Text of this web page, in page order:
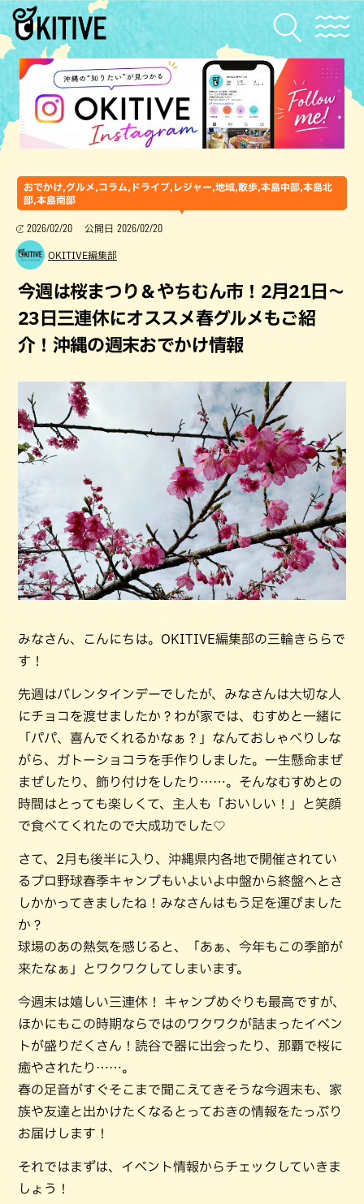
おでかけ,グルメ,コラム,ドライブ,レジャー,地域,散歩,本島中部,本島北
部,本島南部
2026/02/20 公開日 2026/02/20
OKITIVE編集部
今週は桜まつり＆やちむん市！2月21日〜
23日三連休にオススメ春グルメもご紹
介！沖縄の週末おでかけ情報
みなさん、こんにちは。OKITIVE編集部の三輪きららで
す！
先週はバレンタインデーでしたが、みなさんは大切な人
にチョコを渡せましたか？わが家では、むすめと一緒に
「パパ、喜んでくれるかなぁ？」なんておしゃべりしな
がら、ガトーショコラを手作りしました。一生懸命まぜ
まぜしたり、飾り付けをしたり……。そんなむすめとの
時間はとっても楽しくて、主人も「おいしい！」と笑顔
で食べてくれたので大成功でした♡
さて、2月も後半に入り、沖縄県内各地で開催されてい
るプロ野球春季キャンプもいよいよ中盤から終盤へとさ
しかかってきましたね！みなさんはもう足を運びました
か？
球場のあの熱気を感じると、「あぁ、今年もこの季節が
来たなぁ」とワクワクしてしまいます。
今週末は嬉しい三連休！ キャンプめぐりも最高ですが、
ほかにもこの時期ならではのワクワクが詰まったイベン
トが盛りだくさん！読谷で器に出会ったり、那覇で桜に
癒やされたり……。
春の足音がすぐそこまで聞こえてきそうな今週末も、家
族や友達と出かけたくなるとっておきの情報をたっぷり
お届けします！
それではまずは、イベント情報からチェックしていきま
しょう！